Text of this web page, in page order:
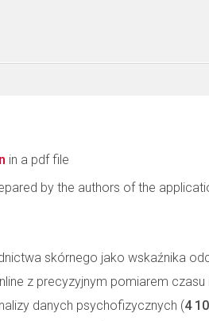
in a pdf file
by the authors of the
skórnego jako wskaźnika
z precyzyjnym pomiarem czasu
danych psychofizycznych (4